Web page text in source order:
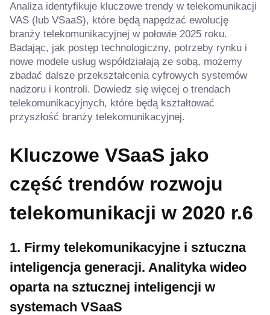
Analiza identyfikuje kluczowe trendy w telekomunikacji
VAS (lub VSaaS), które będą napędzać ewolucję
branży telekomunikacyjnej w połowie 2025 roku.
Badając, jak postęp technologiczny, potrzeby rynku i
nowe modele usług współdziałają ze sobą, możemy
zbadać dalsze przekształcenia cyfrowych systemów
nadzoru i kontroli. Dowiedz się więcej o trendach
telekomunikacyjnych, które będą kształtować
przyszłość branży telekomunikacyjnej.
Kluczowe VSaaS jako
część trendów rozwoju
telekomunikacji w 2020 r.6
1. Firmy telekomunikacyjne i sztuczna
inteligencja generacji. Analityka wideo
oparta na sztucznej inteligencji w
systemach VSaaS